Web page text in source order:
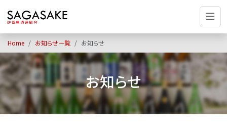
Home お知らせ一覧 お知らせ
お知らせ